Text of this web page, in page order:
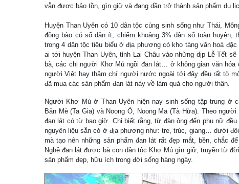
vẫn được bảo tồn, gìn giữ và đang dần trở thành sản phẩm du
Huyện Than Uyên có 10 dân tộc cùng sinh sống như Thái,
đồng bào có số dân ít, chiếm khoảng 3% dân số toàn huyện,
trong 4 dân tộc tiêu biểu ở địa phương có kho tàng văn hoá
ai tới huyện Than Uyên, tỉnh Lai Châu vào những dịp Lễ Tết
bà, các chị người Khơ Mú ngồi đan lát… ở không gian văn hóa
người Việt hay thậm chí người nước ngoài tới đây đều rất tò
đã mua các sản phẩm đan lát này về làm quà cho người thân.
Người Khơ Mú ở Than Uyên hiện nay sinh sống tập trung ở
Bản Mè (Ta Gia) và Noong Ỏ, Noong Ma (Tà Hừa). Theo
đan lát có từ bao giờ. Chỉ biết rằng, từ đàn ông đến phụ nữ
nguyên liệu sẵn có ở địa phương như: tre, trúc, giang… dưới
mà tạo nên những sản phẩm đan lát rất đẹp mắt, bền, chắc
Nghề đan lát được bà con dân tộc Khơ Mú gìn giữ, truyền từ
sản phẩm đẹp, hữu ích trong đời sống hàng ngày.